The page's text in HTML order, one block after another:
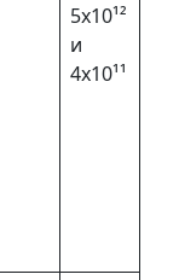
5х10¹²
и
4х10¹¹